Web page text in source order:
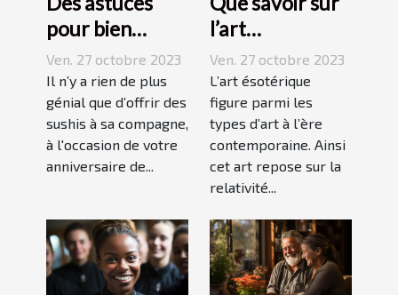
pour bien
réussir ses
sushis !
Ven. 27 octobre 2023
Il n’y a rien de plus
génial que d’offrir des
sushis à sa compagne,
à l'occasion de votre
anniversaire de...
l’art
ésotérique ?
Ven. 27 octobre 2023
L’art ésotérique
figure parmi les
types d’art à l’ère
contemporaine. Ainsi
cet art repose sur la
relativité...